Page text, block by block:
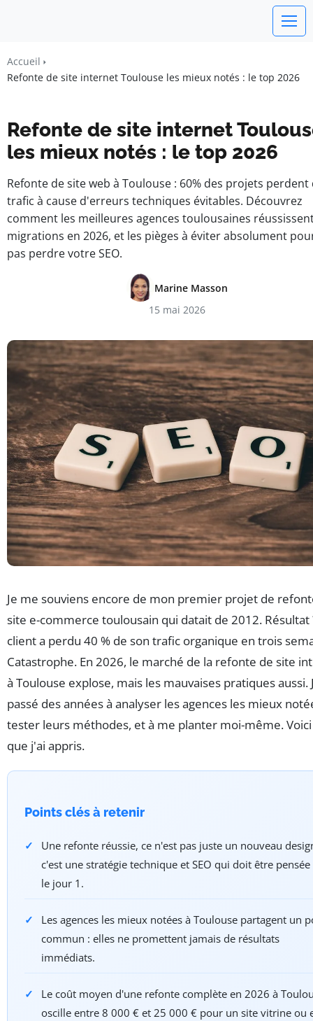
Liberté • Connaissance • Engagement
Accueil
Refonte de site internet Toulouse les mieux notés : le top 2026
Refonte de site internet
les mieux notés : le top 2026
Refonte de site web à Toulouse : 60% des projets perdent
trafic à cause d'erreurs techniques évitables. Découvrez
comment les meilleures agences toulousaines
migrations en 2026, et les pièges à éviter absolument
pas perdre votre SEO.
Marine Masson
15 mai 2026
Je me souviens encore de mon premier projet de
site e-commerce toulousain qui datait de 2012. Résultat
client a perdu 40 % de son trafic organique en trois
Catastrophe. En 2026, le marché de la refonte de site
à Toulouse explose, mais les mauvaises pratiques aussi.
passé des années à analyser les agences les mieux
tester leurs méthodes, et à me planter moi-même.
que j'ai appris.
Points clés à retenir
Une refonte réussie, ce n'est pas juste un nouveau
c'est une stratégie technique et SEO qui doit être pensée
le jour 1.
Les agences les mieux notées à Toulouse partagent un
commun : elles ne promettent jamais de résultats
immédiats.
Le coût moyen d'une refonte complète en 2026 à
oscille entre 8 000 € et 25 000 € pour un site vitrine ou